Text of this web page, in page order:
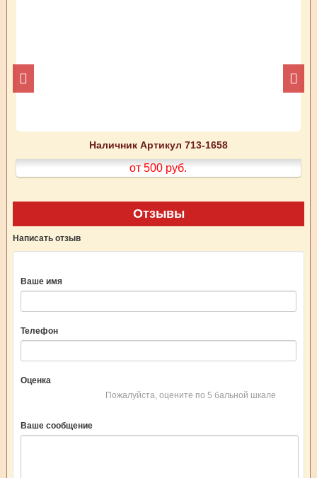
Наличник Артикул 713-1658
от 500 руб.
Отзывы
Написать отзыв
Ваше имя
Телефон
Оценка
Пожалуйста, оцените по 5 бальной шкале
Ваше сообщение